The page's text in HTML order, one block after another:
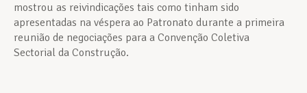
mostrou as reivindicações tais como tinham sido
apresentadas na véspera ao Patronato durante a primeira
reunião de negociações para a Convenção Coletiva
Sectorial da Construção.